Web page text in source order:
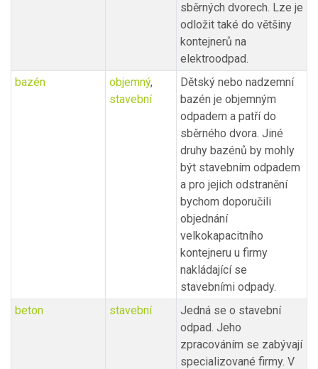
sběrných dvorech. Lze je
odložit také do většiny
kontejnerů na
elektroodpad.
bazén
objemný,
stavební
Dětský nebo nadzemní
bazén je objemným
odpadem a patří do
sběrného dvora. Jiné
druhy bazénů by mohly
být stavebním odpadem
a pro jejich odstranění
bychom doporučili
objednání
velkokapacitního
kontejneru u firmy
nakládající se
stavebními odpady.
beton
stavební
Jedná se o stavební
odpad. Jeho
zpracováním se zabývají
specializované firmy. V